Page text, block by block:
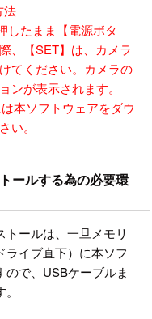
法
したまま【電源ボタ
、【SET】は、カメラ
てください。カメラの
ンが表示されます。
本ソフトウェアをダウ
い。
ールする為の必要環
ールは、一旦メモリ
ライブ直下）に本ソフ
ので、USBケーブルま